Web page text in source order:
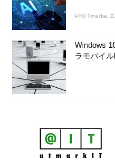
PR(ITmedia
Windows
ラモバイ